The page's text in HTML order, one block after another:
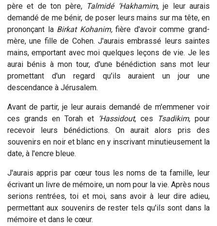
père et de ton père, Talmidé ‘Hakhamim, je leur aurais
demandé de me bénir, de poser leurs mains sur ma tête, en
prononçant la Birkat Kohanim,fière d'avoir comme grand-
mère, une fille de Cohen. J'aurais embrassé leurs saintes
mains, emportant avec moi quelques leçons de vie. Je les
aurai bénis à mon tour, d'une bénédiction sans mot leur
promettant d'un regard qu'ils auraient un jour une
descendance à Jérusalem.
Avant de partir, je leur aurais demandé de m'emmener voir
ces grands en Torah et
‘Hassidout, ces Tsadikim, pour
recevoir leurs bénédictions. On aurait alors pris des
souvenirs en noir et blanc en y inscrivant minutieusement la
date, à l'encre bleue.
J'aurais appris par cœur tous les noms de ta famille, leur
écrivant un livre de mémoire, un nom pour la vie. Après nous
serions rentrées, toi et moi, sans avoir à leur dire adieu,
permettant aux souvenirs de rester tels qu'ils sont dans la
mémoire et dans le cœur.